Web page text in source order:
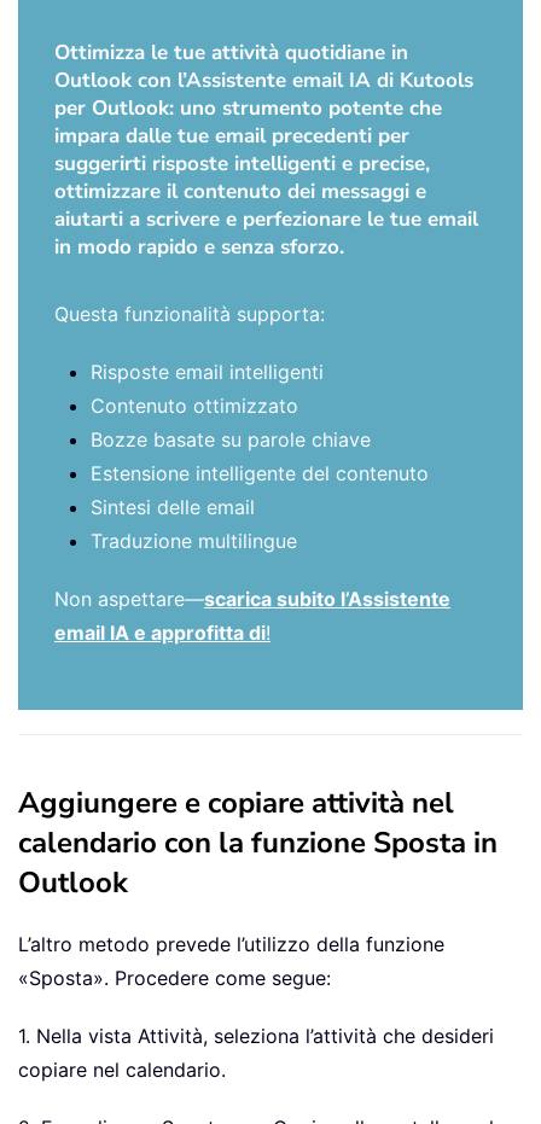
Ottimizza le tue attività quotidiane in
Outlook con l’Assistente email IA di Kutools
per Outlook: uno strumento potente che
impara dalle tue email precedenti per
suggerirti risposte intelligenti e precise,
ottimizzare il contenuto dei messaggi e
aiutarti a scrivere e perfezionare le tue email
in modo rapido e senza sforzo.
Questa funzionalità supporta:
Risposte email intelligenti
Contenuto ottimizzato
Bozze basate su parole chiave
Estensione intelligente del contenuto
Sintesi delle email
Traduzione multilingue
Non aspettare—scarica subito l’Assistente
email IA e approfitta di!
Aggiungere e copiare attività nel
calendario con la funzione Sposta in
Outlook
L’altro metodo prevede l’utilizzo della funzione
«Sposta». Procedere come segue:
1. Nella vista Attività, seleziona l’attività che desideri
copiare nel calendario.